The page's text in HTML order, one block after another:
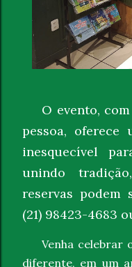
O evento,
pessoa, oferece
inesquecível
unindo
reservas podem
(21) 98423-4683
Venha celebrar
diferente, em um